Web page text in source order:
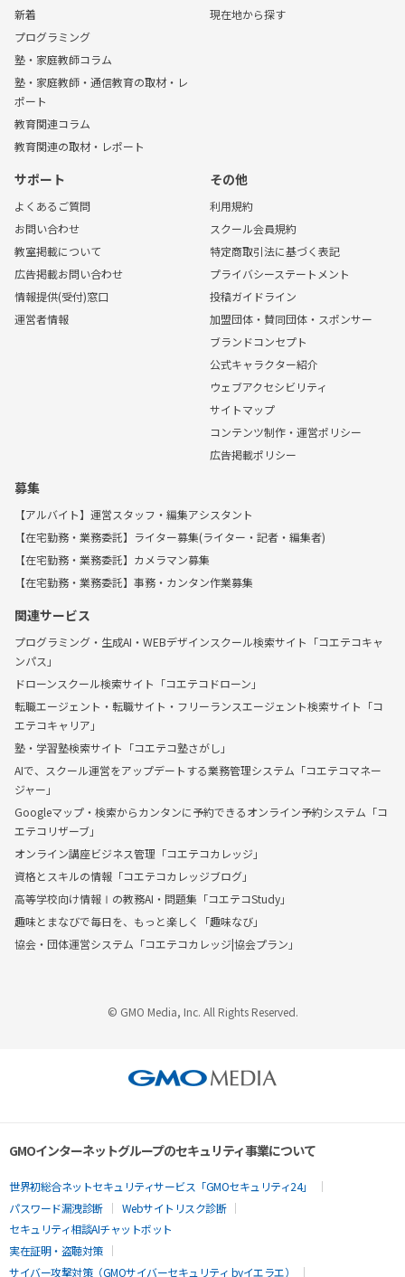
新着
プログラミング
塾・家庭教師コラム
塾・家庭教師・通信教育の取材・レ
ポート
教育関連コラム
教育関連の取材・レポート
現在地から探す
サポート
よくあるご質問
お問い合わせ
教室掲載について
広告掲載お問い合わせ
情報提供(受付)窓口
運営者情報
その他
利用規約
スクール会員規約
特定商取引法に基づく表記
プライバシーステートメント
投稿ガイドライン
加盟団体・賛同団体・スポンサー
ブランドコンセプト
公式キャラクター紹介
ウェブアクセシビリティ
サイトマップ
コンテンツ制作・運営ポリシー
広告掲載ポリシー
募集
【アルバイト】運営スタッフ・編集アシスタント
【在宅勤務・業務委託】ライター募集(ライター・記者・編集者)
【在宅勤務・業務委託】カメラマン募集
【在宅勤務・業務委託】事務・カンタン作業募集
関連サービス
プログラミング・生成AI・WEBデザインスクール検索サイト「コエテコキャ
ンパス」
ドローンスクール検索サイト「コエテコドローン」
転職エージェント・転職サイト・フリーランスエージェント検索サイト「コ
エテコキャリア」
塾・学習塾検索サイト「コエテコ塾さがし」
AIで、スクール運営をアップデートする業務管理システム「コエテコマネー
ジャー」
Googleマップ・検索からカンタンに予約できるオンライン予約システム「コ
エテコリザーブ」
オンライン講座ビジネス管理「コエテコカレッジ」
資格とスキルの情報「コエテコカレッジブログ」
高等学校向け情報Ⅰの教務AI・問題集「コエテコStudy」
趣味とまなびで毎日を、もっと楽しく「趣味なび」
協会・団体運営システム「コエテコカレッジ|協会プラン」
© GMO Media, Inc. All Rights Reserved.
GMOインターネットグループのセキュリティ事業について
世界初総合ネットセキュリティサービス「GMOセキュリティ24」
パスワード漏洩診断
Webサイトリスク診断
セキュリティ相談AIチャットボット
実在証明・盗聴対策
サイバー攻撃対策（GMOサイバーセキュリティ byイエラエ）